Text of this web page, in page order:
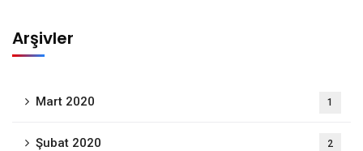
Arşivler
Mart 2020 1
Şubat 2020 2